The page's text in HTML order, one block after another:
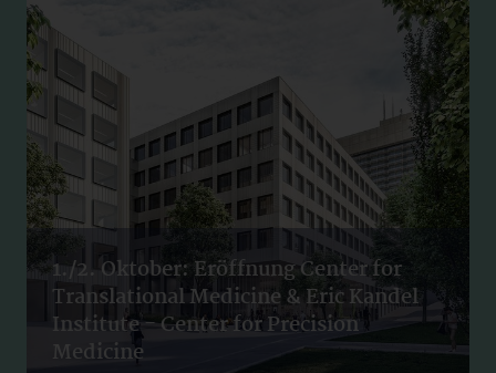
1./2. Oktober: Eröffnung Center for
Translational Medicine & Eric Kandel
Institute - Center for Precision
Medicine